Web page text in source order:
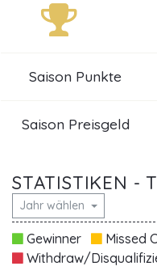
Saison Punkte
Saison Preisgeld
STATISTIKEN -
Jahr wählen
Gewinner Missed
Withdraw/